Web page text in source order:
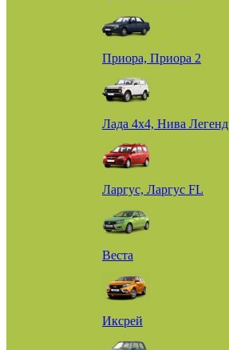
Приора, Приора 2
Лада 4х4, Нива Легенд
Ларгус, Ларгус FL
Веста
Иксрей